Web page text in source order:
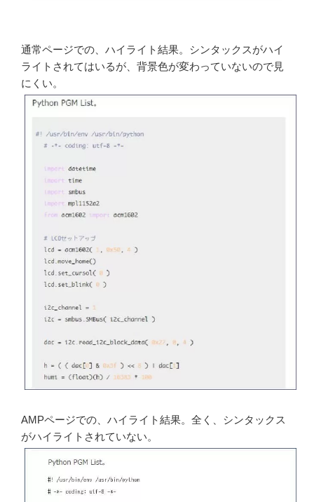
通常ページでの、ハイライト結果。シンタックスがハイ
ライトされてはいるが、背景色が変わっていないので見
にくい。
AMPページでの、ハイライト結果。全く、シンタックス
がハイライトされていない。